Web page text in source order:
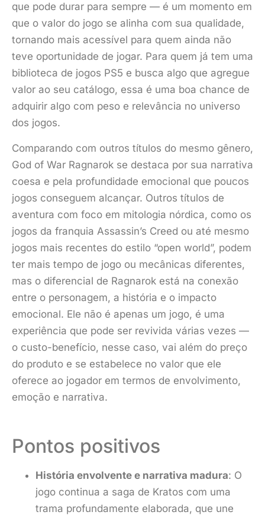
que pode durar para sempre — é um momento em
que o valor do jogo se alinha com sua qualidade,
tornando mais acessível para quem ainda não
teve oportunidade de jogar. Para quem já tem uma
biblioteca de jogos PS5 e busca algo que agregue
valor ao seu catálogo, essa é uma boa chance de
adquirir algo com peso e relevância no universo
dos jogos.
Comparando com outros títulos do mesmo gênero,
God of War Ragnarok se destaca por sua narrativa
coesa e pela profundidade emocional que poucos
jogos conseguem alcançar. Outros títulos de
aventura com foco em mitologia nórdica, como os
jogos da franquia Assassin’s Creed ou até mesmo
jogos mais recentes do estilo “open world”, podem
ter mais tempo de jogo ou mecânicas diferentes,
mas o diferencial de Ragnarok está na conexão
entre o personagem, a história e o impacto
emocional. Ele não é apenas um jogo, é uma
experiência que pode ser revivida várias vezes —
o custo-benefício, nesse caso, vai além do preço
do produto e se estabelece no valor que ele
oferece ao jogador em termos de envolvimento,
emoção e narrativa.
Pontos positivos
História envolvente e narrativa madura: O
jogo continua a saga de Kratos com uma
trama profundamente elaborada, que une